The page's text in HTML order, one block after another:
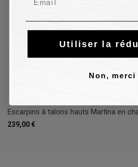
Escarpins à talons hauts Martina en
239,00 €
Utiliser la
Non, merci